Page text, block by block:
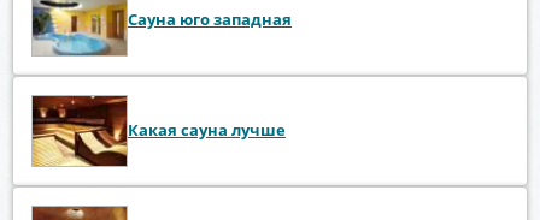
Сауна юго западная
Какая сауна лучше